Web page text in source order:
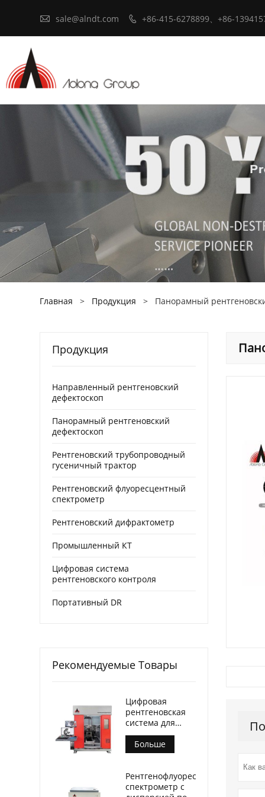
 sale@alndt.com  +86-415-6278899、+86-
Главная > Продукция > Панорамный
Продукция
Направленный рентгеновский
дефектоскоп
Панорамный рентгеновский
дефектоскоп
Рентгеновский трубопроводный
гусеничный трактор
Рентгеновский флуоресцентный
спектрометр
Рентгеновский дифрактометр
Промышленный КТ
Цифровая система
рентгеновского контроля
Портативный DR
Рекомендуемые Товары
Цифровая
рентгеновская
система для
контроля литья
Больше
Рентгенофлуоресцентный
спектрометр с